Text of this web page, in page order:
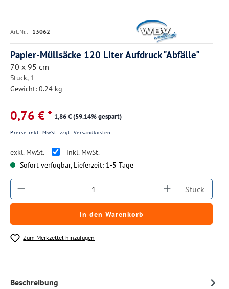
Art.Nr.: 13062
Papier-Müllsäcke 120 Liter Aufdruck "Abfälle"
70 x 95 cm
Stück, 1
Gewicht: 0.24 kg
0,76 € * 1,86 €(59.14% gespart)
Preise inkl. MwSt. zzgl. Versandkosten
exkl. MwSt.
inkl. MwSt.
Sofort verfügbar, Lieferzeit: 1-5 Tage
Produkt Anzahl: Gib den gewünschten
Stück
In den Warenkorb
Zum Merkzettel hinzufügen
Beschreibung